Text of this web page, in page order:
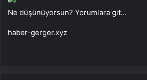
Ne düşünüyorsun? Yorumlara git…
haber-gerger.xyz